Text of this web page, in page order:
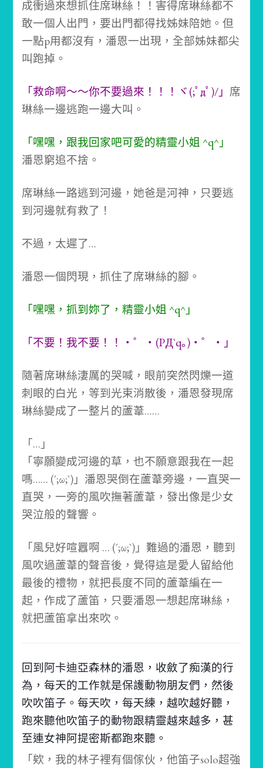
成衝過來想抓住席琳絲！！ 害得席琳絲都不
敢一個人出門，要出門都得找姊妹陪她。但
一點p用都沒有，潘恩一出現，全部姊妹都尖
叫跑掉。
「救命啊～～你不要過來！！！ヾ(;ﾟдﾟ)/」席
琳絲一邊逃跑一邊大叫。
「嘿嘿，跟我回家吧可愛的精靈小姐 ^q^」
潘恩窮追不捨。
席琳絲一路逃到河邊，她爸是河神，只要逃
到河邊就有救了！
不過，太遲了…
潘恩一個閃現，抓住了席琳絲的腳。
「嘿嘿，抓到妳了，精靈小姐 ^q^」
「不要！我不要！！・゜・(PД`q｡)・゜・」
隨著席琳絲淒厲的哭喊，眼前突然閃爍一道
刺眼的白光，等到光束消散後，潘恩發現席
琳絲變成了一整片的蘆葦……
「…」
「寧願變成河邊的草，也不願意跟我在一起
嗎…… (´;ω;`)」 潘恩哭倒在蘆葦旁邊，一直哭一
直哭，一旁的風吹撫著蘆葦，發出像是少女
哭泣般的聲響。
「風兒好喧囂啊 … (´;ω;`)」難過的潘恩，聽到
風吹過蘆葦的聲音後，覺得這是愛人留給他
最後的禮物，就把長度不同的蘆葦編在一
起，作成了蘆笛，只要潘恩一想起席琳絲，
就把蘆笛拿出來吹。
回到阿卡迪亞森林的潘恩，收斂了痴漢的行
為，每天的工作就是保護動物朋友們，然後
吹吹笛子。每天吹，每天練，越吹越好聽，
跑來聽他吹笛子的動物跟精靈越來越多，甚
至連女神阿提密斯都跑來聽。
「欸，我的林子裡有個傢伙，他笛子solo超強